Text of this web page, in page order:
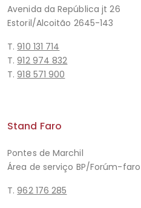
Avenida da República jt 26
Estoril/Alcoitão 2645-143
T.910 131 714
T.912 974 832
T.918 571 900
Stand Faro
Pontes de Marchil
Área de serviço BP/Forúm-
T.962 176 285